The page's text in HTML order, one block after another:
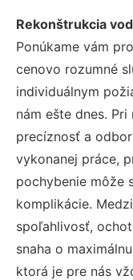
Rekonštrukcia
Ponúkame vám
cenovo rozumné
individuálnym
nám ešte dnes.
precíznosť a
vykonanej práce,
pochybenie môže
komplikácie.
spoľahlivosť,
snaha o
ktorá je pre nás